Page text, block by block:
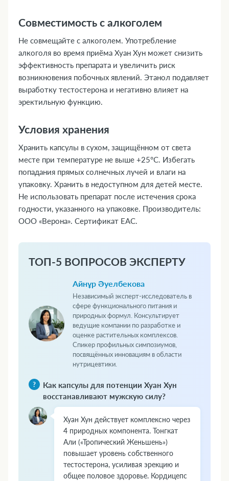
Совместимость с алкоголем
Не совмещайте с алкоголем. Употребление
алкоголя во время приёма Хуан Хун может снизить
эффективность препарата и увеличить риск
возникновения побочных явлений. Этанол подавляет
выработку тестостерона и негативно влияет на
эректильную функцию.
Условия хранения
Хранить капсулы в сухом, защищённом от света
месте при температуре не выше +25°C. Избегать
попадания прямых солнечных лучей и влаги на
упаковку. Хранить в недоступном для детей месте.
Не использовать препарат после истечения срока
годности, указанного на упаковке. Производитель:
ООО «Верона». Сертификат ЕАС.
ТОП-5 ВОПРОСОВ ЭКСПЕРТУ
Айнұр Әуелбекова
Независимый эксперт-исследователь в
сфере функционального питания и
природных формул. Консультирует
ведущие компании по разработке и
оценке растительных комплексов.
Спикер профильных симпозиумов,
посвящённых инновациям в области
нутрицевтики.
Как капсулы для потенции Хуан Хун
восстанавливают мужскую силу?
Хуан Хун действует комплексно через
4 природных компонента. Тонгкат
Али («Тропический Женьшень»)
повышает уровень собственного
тестостерона, усиливая эрекцию и
общее половое здоровье. Кордицепс